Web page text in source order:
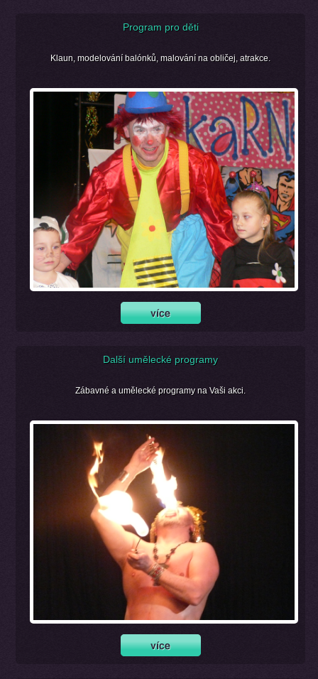
Program pro děti
Klaun, modelování balónků, malování na obličej, atrakce.
Další umělecké programy
Zábavné a umělecké programy na Vaši akci.